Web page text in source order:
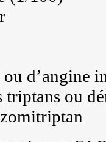
d’angine
triptans ou